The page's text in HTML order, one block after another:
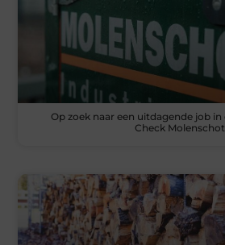
Op zoek naar een uitdagende job
Check